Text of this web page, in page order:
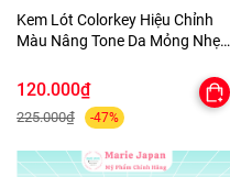
Kem Lót Colorkey Hiệu Chỉnh
Màu Nâng Tone Da Mỏng Nhẹ
Primer 30g - TẶNG 1 BÔNG MÚT
120.000₫
225.000₫ -47%